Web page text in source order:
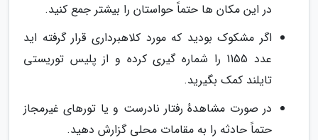
در این مکان ها حتماً حواستان را بیشتر جمع کنید.
اگر مشکوک بودید که مورد کلاهبرداری قرار گرفته اید
عدد 1155 را شماره گیری کرده و از پلیس توریستی
تایلند کمک بگیرید.
در صورت مشاهدهٔ رفتار نادرست و یا تورهای غیرمجاز
حتماً حادثه را به مقامات محلی گزارش دهید.